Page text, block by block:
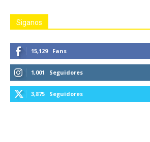
Siganos
15,129 Fans
1,001 Seguidores
3,875 Seguidores